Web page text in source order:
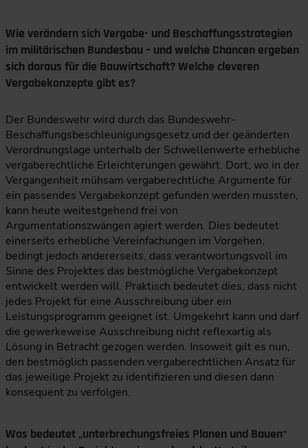
Wie verändern sich Vergabe- und Beschaffungsstrategien
im militärischen Bundesbau – und welche Chancen ergeben
sich daraus für die Bauwirtschaft? Welche cleveren
Vergabekonzepte gibt es?
Der Bundeswehr wird durch das Bundeswehr-
Beschaffungsbeschleunigungsgesetz und der geänderten
Verordnungslage unterhalb der Schwellenwerte erhebliche
vergaberechtliche Erleichterungen gewährt. Dort, wo in der
Vergangenheit mühsam vergaberechtliche Argumente für
ein passendes Vergabekonzept gefunden werden mussten,
kann heute weitestgehend frei von
Argumentationszwängen agiert werden. Dies bedeutet
einerseits erhebliche Vereinfachungen im Vorgehen,
bedingt jedoch andererseits, dass verantwortungsvoll im
Sinne des Projektes das bestmögliche Vergabekonzept
entwickelt werden will. Praktisch bedeutet dies, dass nicht
jedes Projekt für eine Ausschreibung über ein
Leistungsprogramm geeignet ist. Umgekehrt kann und darf
die gewerkeweise Ausschreibung nicht reflexartig als
Lösung in Betracht gezogen werden. Insoweit gilt es nun,
den bestmöglich passenden vergaberechtlichen Ansatz für
das jeweilige Projekt zu identifizieren und diesen dann
konsequent zu verfolgen.
Was bedeutet „unterbrechungsfreies Planen und Bauen“